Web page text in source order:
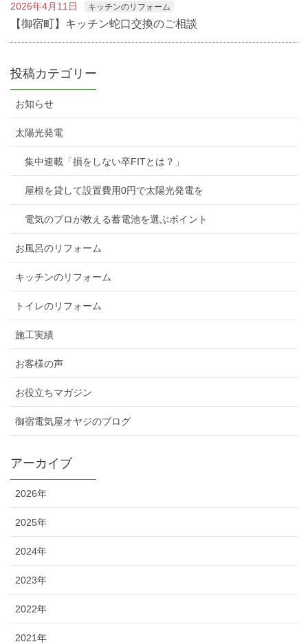
2026年4月11日 キッチンのリフォーム
【御宿町】キッチン蛇口交換のご相談
投稿カテゴリー
お知らせ
太陽光発電
集中連載「損をしない卒FITとは？」
屋根を貸して設置費用0円で太陽光発電を
電気のプロが教える蓄電池を選ぶポイント
お風呂のリフォーム
キッチンのリフォーム
トイレのリフォーム
施工実績
お客様の声
お役立ちマガジン
御宿電気屋オヤジのブログ
アーカイブ
2026年
2025年
2024年
2023年
2022年
2021年